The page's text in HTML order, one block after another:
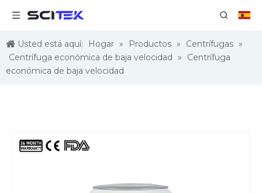
Usted está aquí: Hogar » Productos » Centrífugas »
Centrífuga económica de baja velocidad »
Centrífuga
económica de baja velocidad